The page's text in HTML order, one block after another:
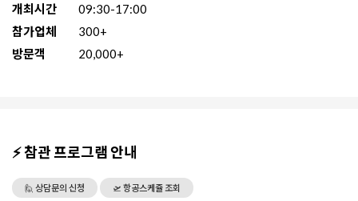
개최시간
09:30-17:00
참가업체
300+
방문객
20,000+
⚡ 참관 프로그램 안내
🙋 상담문의 신청 🛫 항공스케쥴 조회